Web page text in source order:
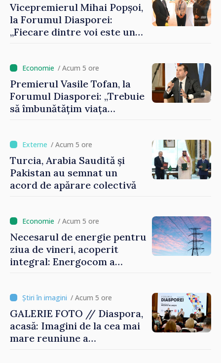
Vicepremierul Mihai Popșoi,
la Forumul Diasporei:
„Fiecare dintre voi este un
imaginii Republicii Moldova”
/ Acum 5 ore
Premierul Vasile Tofan, la
Forumul Diasporei: „Trebuie
să îmbunătățim viața
/ Acum 5 ore
Turcia, Arabia Saudită și
Pakistan au semnat un
acord de apărare colectivă
/ Acum 5 ore
Necesarul de energie pentru
ziua de vineri, acoperit
integral: Energocom a
/ Acum 5 ore
GALERIE FOTO // Diaspora,
acasă: Imagini de la cea mai
mare reuniune a